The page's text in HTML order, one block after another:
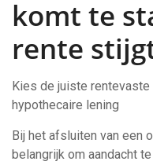
komt te
rente
Kies de juiste
hypothecaire lening
Bij het afsluiten van een
belangrijk om aandacht